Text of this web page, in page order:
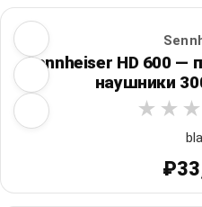
Sennheiser HD 600
наушники